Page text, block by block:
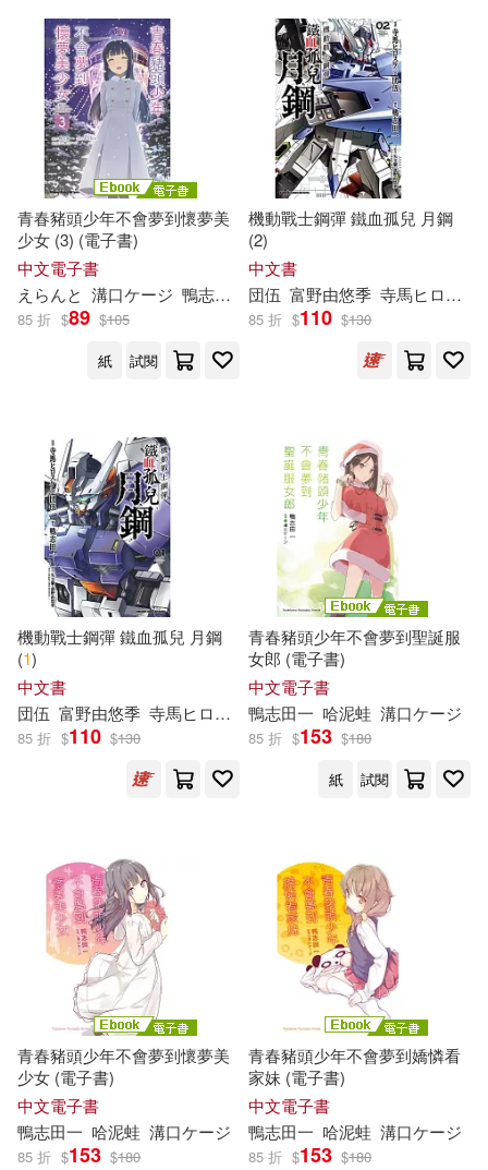
青春豬頭少年不會夢到懷夢美
少女 (3) (電子書)
中文電子書
えらんと 溝口ケージ 鴨志田 哈泥蛙
85 折 $89 $105
紙
試閱
機動戰士鋼彈 鐵血孤兒 月鋼
(2)
中文書
団伍 富野由悠季 寺馬ヒロスケ
85 折 $110 $130
機動戰士鋼彈 鐵血孤兒 月鋼
(1)
中文書
団伍 富野由悠季 寺馬ヒロスケ 矢立肇 鴨志田一 林星宇
85 折 $110 $130
青春豬頭少年不會夢到聖誕服
女郎 (電子書)
中文電子書
鴨志田一 哈泥蛙 溝口ケージ
85 折 $153 $180
紙
試閱
青春豬頭少年不會夢到懷夢美
少女 (電子書)
中文電子書
鴨志田一 哈泥蛙 溝口ケージ
85 折 $153 $180
青春豬頭少年不會夢到嬌憐看
家妹 (電子書)
中文電子書
鴨志田一 哈泥蛙 溝口ケージ
85 折 $153 $180